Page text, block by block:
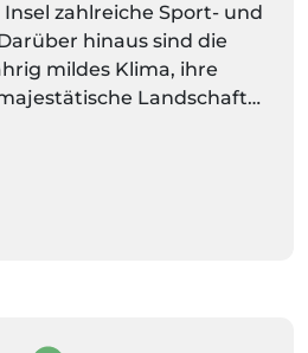
zahlreiche Sport- und
hinaus sind die
mildes Klima, ihre
Landschaft
Aktivität wählen oder
mit Extremsportarten